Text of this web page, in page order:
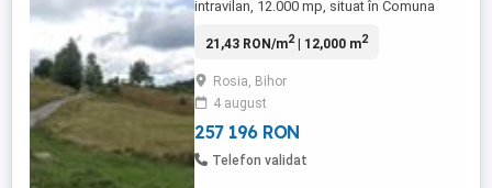
intravilan, 12.000 mp, situat în Comuna
(negociabil). Comision 0. Proprietatea
pantă, oferind o panoramă impresionantă.
În preț este inclus și un proiect imobiliar
deja dezvoltat (pensiune ...
21,43 RON/m2| 12,000 m2
Rosia, Bihor
4 august
257 196 RON
Telefon validat